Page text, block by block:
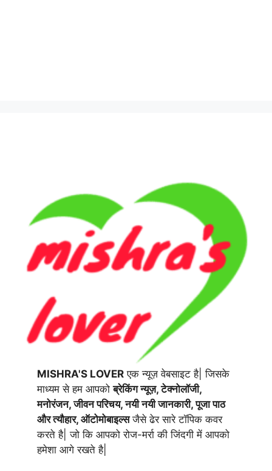
MISHRA'S LOVER एक न्यूज़ वेबसाइट है| जिसके
माध्यम से हम आपकोब्रेकिंग न्यूज़, टेक्नोलॉजी,
मनोरंजन, जीवन परिचय, नयी नयी जानकारी, पूजा पाठ
और त्यौहार, ऑटोमोबाइल्सजैसे ढेर सारे टॉपिक कवर
करते है| जो कि आपको रोज-मर्रा की जिंदगी में आपको
हमेशा आगे रखते है|